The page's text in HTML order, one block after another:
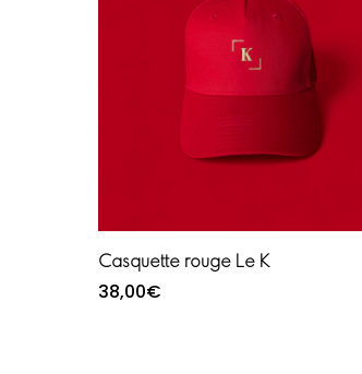
Ajouter au panier
Casquette rouge Le K
38,00€